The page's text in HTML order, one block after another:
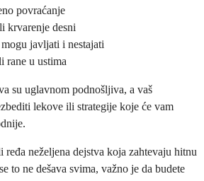
povraćanje
krvarenje desni
javljati i nestajati
rane u ustima
su uglavnom podnošljiva, a vaš
lekove ili strategije koje će vam
ređa neželjena dejstva koja zahtevaju hitnu
to ne dešava svima, važno je da budete